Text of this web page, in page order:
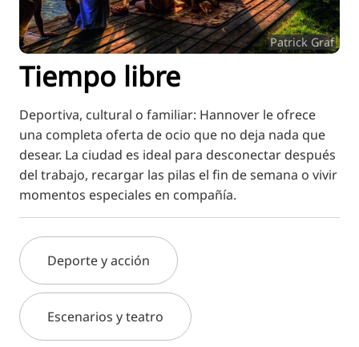
RU
FI
UK
BG
Patrick Graf
Tiempo libre
Deportiva, cultural o familiar: Hannover le ofrece
una completa oferta de ocio que no deja nada que
desear. La ciudad es ideal para desconectar después
del trabajo, recargar las pilas el fin de semana o vivir
momentos especiales en compañía.
Deporte y acción
Escenarios y teatro